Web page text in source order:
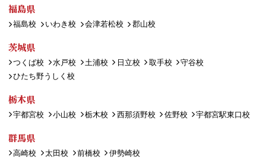
福島県
福島校 いわき校 会津若松校 郡山校
茨城県
つくば校 水戸校 土浦校 日立校 取手校
守谷校
ひたち野うしく校
栃木県
宇都宮校 小山校 栃木校 西那須野校 佐野校 宇都宮駅東口校
群馬県
高崎校 太田校 前橋校 伊勢崎校